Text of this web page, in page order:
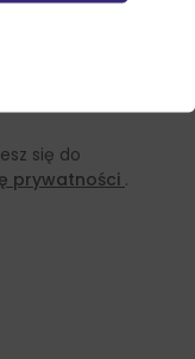
się do
prywatności .